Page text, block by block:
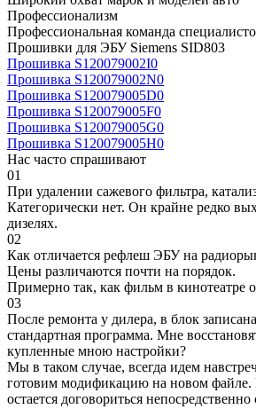
Профессионализм
Профессиональная команда
Прошивки для ЭБУ Siemens SID803
Прошивка S120079002I0
Прошивка S120079002N0
Прошивка S120079005D0
Прошивка S120079005F0
Прошивка S120079005G0
Прошивка S120079005H0
Нас часто спрашивают
01
При удалении сажевого фильтра,
Категорически нет. Он крайне редко
дизелях.
02
Как отличается рефлеш ЭБУ на
Цены различаются почти на порядок.
Примерно так, как фильм в кинотеатре
03
После ремонта у дилера, в блок
стандартная программа. Мне
купленные мною настройки?
Мы в таком случае, всегда идем
готовим модификацию на новом файле.
остается договориться